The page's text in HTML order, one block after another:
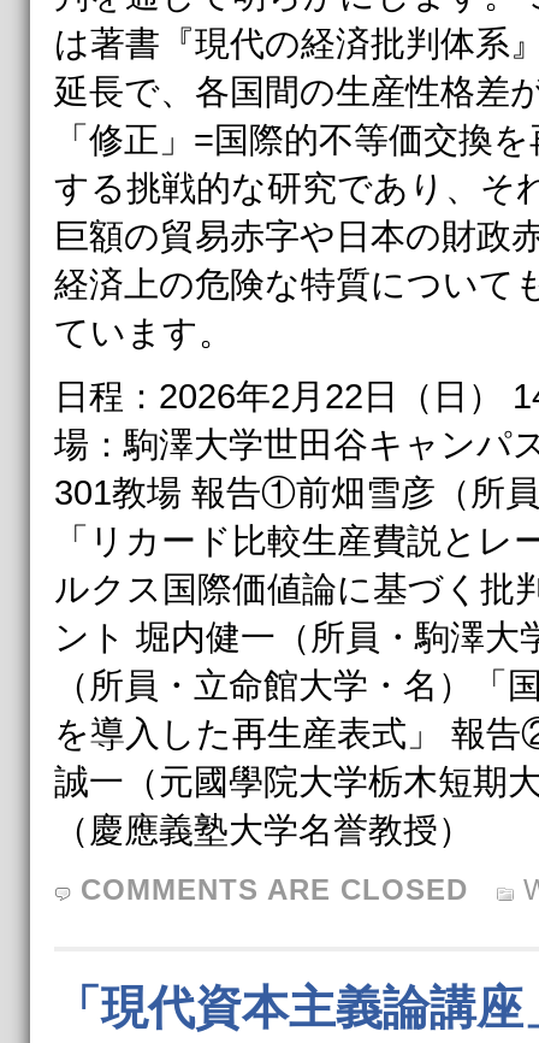
は著書『現代の経済批判体系
延長で、各国間の生産性格差
「修正」=国際的不等価交換
する挑戦的な研究であり、そ
巨額の貿易赤字や日本の財政
経済上の危険な特質について
ています。
日程：2026年2月22日（日）
場：駒澤大学世田谷キャンパ
301教場 報告①前畑雪彦（所
「リカード比較生産費説とレ
ルクス国際価値論に基づく
ント 堀内健一（所員・駒澤
（所員・立命館大学・名）「
を導入した再生産表式」 報
誠一（元國學院大学栃木短期
（慶應義塾大学名誉教授）
COMMENTS ARE CLOSED
「現代資本主義論講